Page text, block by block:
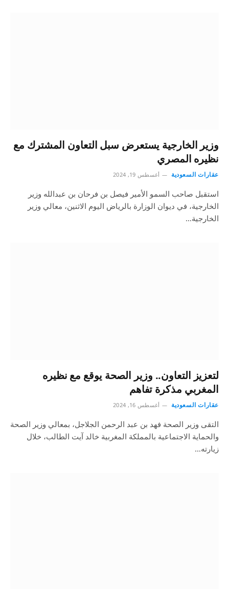
وزير الخارجية يستعرض سبل التعاون المشترك مع
نظيره المصري
عقارات السعودية أغسطس 19, 2024
استقبل صاحب السمو الأمير فيصل بن فرحان بن عبدالله وزير
الخارجية، في ديوان الوزارة بالرياض اليوم الاثنين، معالي وزير
الخارجية…
لتعزيز التعاون.. وزير الصحة يوقع مع نظيره
المغربي مذكرة تفاهم
عقارات السعودية أغسطس 16, 2024
التقى وزير الصحة فهد بن عبد الرحمن الجلاجل، بمعالي وزير الصحة
والحماية الاجتماعية بالمملكة المغربية خالد آيت الطالب، خلال
زيارته…